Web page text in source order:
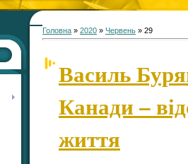
Головна » 2020 » Червень » 29
Василь
Канади –
життя